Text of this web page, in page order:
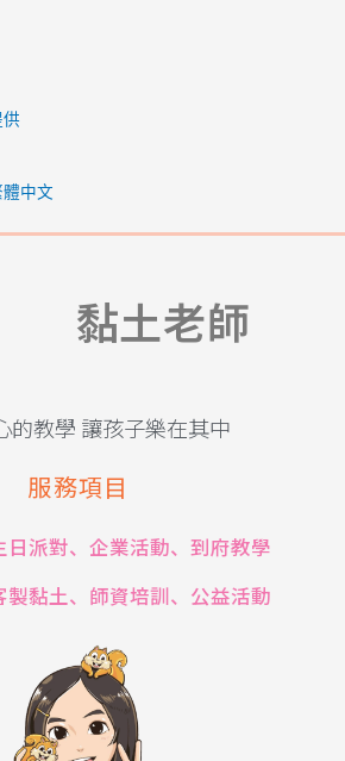
供
中文
黏土老師
的教學 讓孩子樂在其中
服務項目
日派對、企業活動、到府教學
製黏土、師資培訓、公益活動